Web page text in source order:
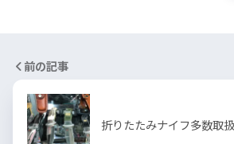
前の記事
折りたたみナイフ多数取